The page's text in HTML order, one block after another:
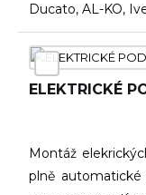
Ducato, AL-KO,
ELEKTRICKÉ
Montáž
plně automatické